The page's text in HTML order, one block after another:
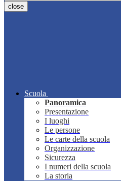
close
Scuola
Panoramica
Presentazione
I luoghi
Le persone
Le carte della scuola
Organizzazione
Sicurezza
I numeri della scuola
La storia